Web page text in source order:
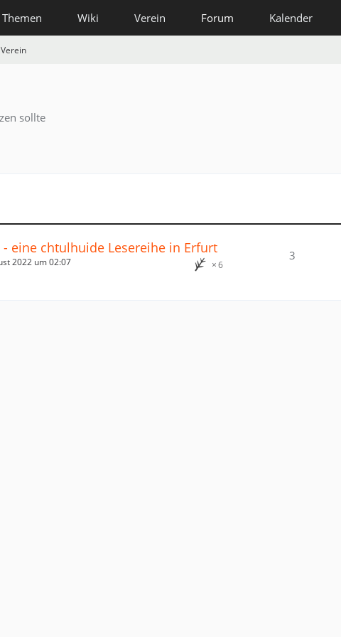
Themen Wiki Verein Forum Kalender
Verein
sollte
eine chtulhuide Lesereihe in Erfurt
6
2022 um 02:07 3